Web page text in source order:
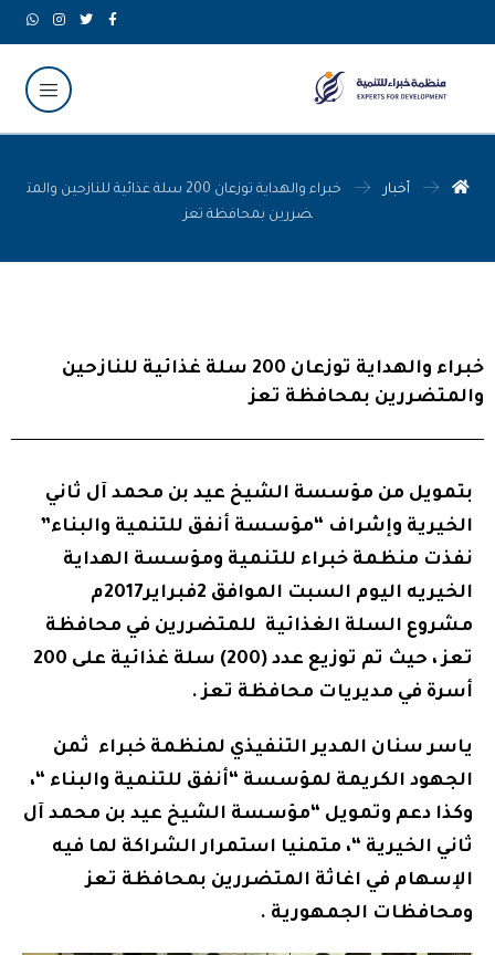
أخبار
خبراء والهداية توزعان 200 سلة غذائية للنازحين والمت
ضررين بمحافظة تعز
خبراء والهداية توزعان 200 سلة غذائية للنازحين
والمتضررين بمحافظة تعز
بتمويل من مؤسسة الشيخ عيد بن محمد آل ثاني
الخيرية وإشراف “مؤسسة أنفق للتنمية والبناء”
نفذت منظمة خبراء للتنمية ومؤسسة الهداية
الخيريه اليوم السبت الموافق 2فبراير2017م
مشروع السلة الغذائية للمتضررين في محافظة
تعز ، حيث تم توزيع عدد (200) سلة غذائية على 200
أسرة في مديريات محافظة تعز .
ياسر سنان المدير التنفيذي لمنظمة خبراء ثمن
الجهود الكريمة لمؤسسة “أنفق للتنمية والبناء “،
وكذا دعم وتمويل “مؤسسة الشيخ عيد بن محمد آل
ثاني الخيرية “، متمنيا استمرار الشراكة لما فيه
الإسهام في اغاثة المتضررين بمحافظة تعز
ومحافظات الجمهورية .